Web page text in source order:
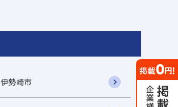
伊勢崎市